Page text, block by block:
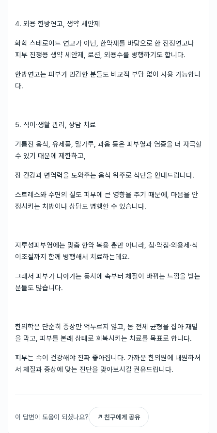
4. 외용 한방연고, 생약 세안제
화학 스테로이드 연고가 아닌, 한약재를 바탕으로 한 진정연고나
피부 진정용 생약 세안제, 로션, 외용수를 병행하기도 합니다.
한방연고는 피부가 민감한 분들도 비교적 부담 없이 사용 가능합니
다.
5. 식이·생활 관리, 상담 치료
기름진 음식, 유제품, 밀가루, 과음 등은 피부열과 염증을 더 자극할
수 있기 때문에 제한하고,
장 건강과 면역력을 도와주는 음식 위주로 식단을 안내드립니다.
스트레스와 수면의 질도 피부에 큰 영향을 주기 때문에, 마음을 안
정시키는 처방이나 상담도 병행할 수 있습니다.
지루성피부염에는 맞춤 한약 복용 뿐만 아니라, 침·약침·외용제·식
이조절까지 함께 병행해서 치료하는데요.
그래서 피부가 나아가는 동시에 속부터 체질이 바뀌는 느낌을 받는
분들도 많습니다.
한의학은 단순히 증상만 억누르지 않고, 몸 전체 균형을 잡아 재발
을 막고, 피부를 본래 상태로 회복시키는 치료를 목표로 합니다.
피부는 속이 건강해야 진짜 좋아집니다. 가까운 한의원에 내원하셔
서 체질과 증상에 맞는 진단을 맞아보시길 권유드립니다.
이 답변이 도움이 되셨나요? ↗ 친구에게 공유